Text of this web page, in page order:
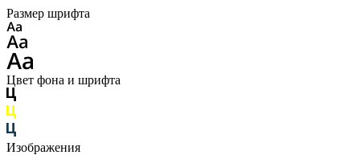
Размер шрифта
Цвет фона и шрифта
Изображения